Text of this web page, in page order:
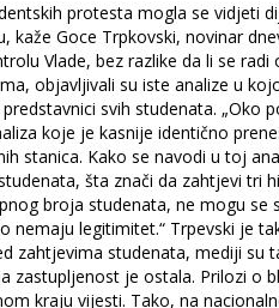
protesta mogla se vidjeti
kaže Goce Trpkovski, novinar
Vlade, bez razlike da li se radi
objavljivali su iste analize u
svih studenata. „Oko
koje je kasnije identično
stanica. Kako se navodi u toj
šta znači da zahtjevi tri
broja studenata, ne mogu se
nemaju legitimitet.“ Trpevski je
zahtjevima studenata, mediji su
zastupljenost je ostala. Prilozi o
kraju vijesti. Tako, na